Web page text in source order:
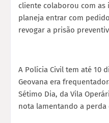
cliente colaborou com as
planeja entrar com
revogar a prisão
A Polícia Civil tem até 10
Geovana era
Sétimo Dia, da Vila
nota lamentando a perda